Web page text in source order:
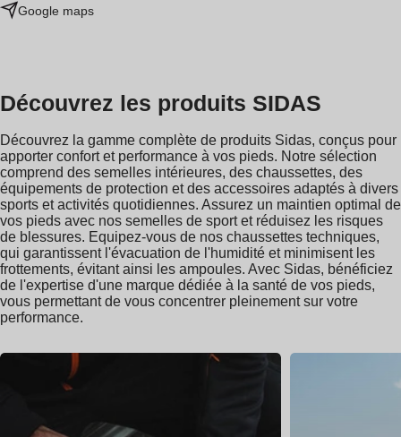
Google maps
Découvrez les produits SIDAS
Découvrez la gamme complète de produits Sidas, conçus pour
apporter confort et performance à vos pieds. Notre sélection
comprend des semelles intérieures, des chaussettes, des
équipements de protection et des accessoires adaptés à divers
sports et activités quotidiennes. Assurez un maintien optimal de
vos pieds avec nos semelles de sport et réduisez les risques
de blessures. Equipez-vous de nos chaussettes techniques,
qui garantissent l'évacuation de l'humidité et minimisent les
frottements, évitant ainsi les ampoules. Avec Sidas, bénéficiez
de l'expertise d'une marque dédiée à la santé de vos pieds,
vous permettant de vous concentrer pleinement sur votre
performance.